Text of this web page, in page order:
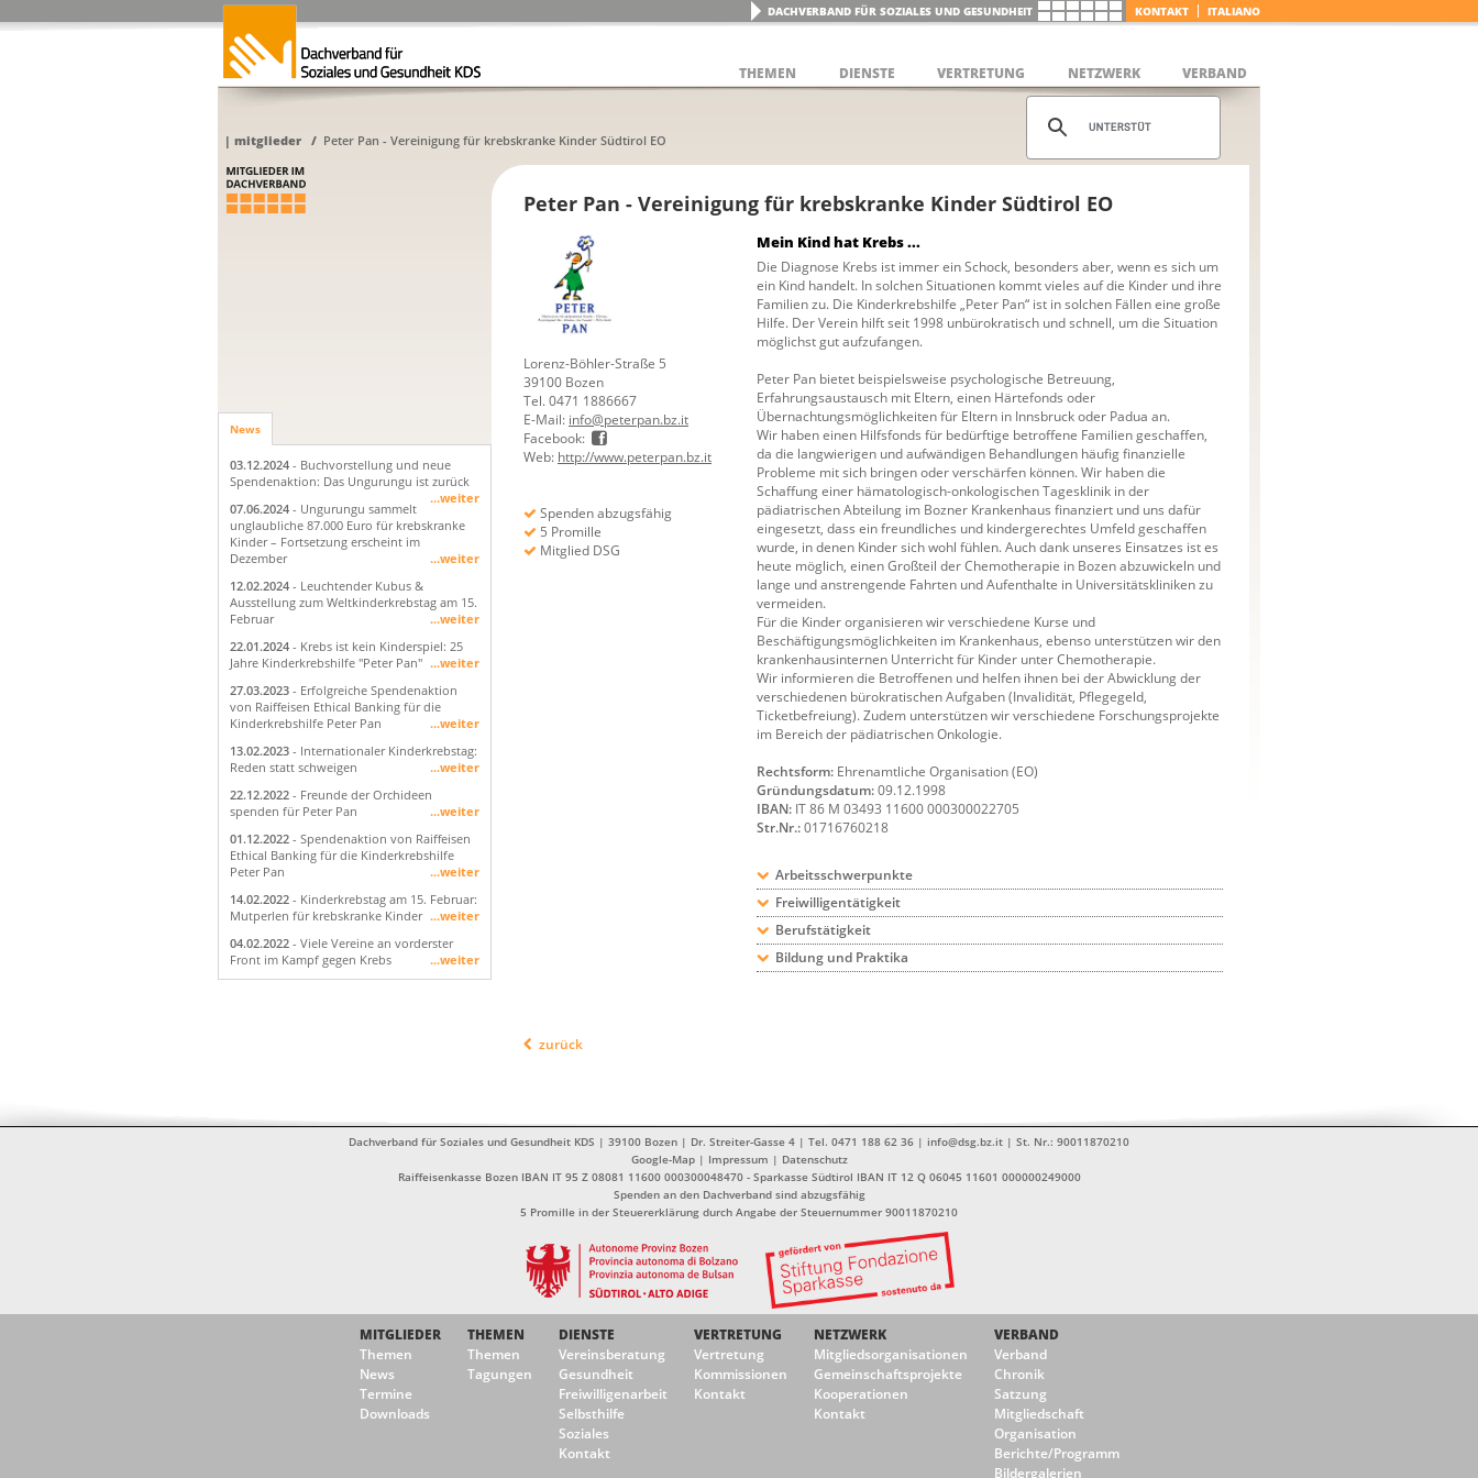
DACHVERBAND FÜR SOZIALES UND GESUNDHEIT KONTAKT ITALIANO
THEMEN DIENSTE VERTRETUNG NETZWERK VERBAND
| mitglieder/ Peter Pan - Vereinigung für krebskranke Kinder Südtirol EO
News
03.12.2024 - Buchvorstellung und neue
Spendenaktion: Das Ungurungu ist zurück
...weiter
07.06.2024 - Ungurungu sammelt
unglaubliche 87.000 Euro für krebskranke
Kinder – Fortsetzung erscheint im
Dezember
...weiter
12.02.2024 - Leuchtender Kubus &
Ausstellung zum Weltkinderkrebstag am 15.
Februar
...weiter
22.01.2024 - Krebs ist kein Kinderspiel: 25
Jahre Kinderkrebshilfe "Peter Pan" ...weiter
27.03.2023 - Erfolgreiche Spendenaktion
von Raiffeisen Ethical Banking für die
Kinderkrebshilfe Peter Pan
...weiter
13.02.2023 - Internationaler Kinderkrebstag:
Reden statt schweigen
...weiter
22.12.2022 - Freunde der Orchideen
spenden für Peter Pan
...weiter
01.12.2022 - Spendenaktion von Raiffeisen
Ethical Banking für die Kinderkrebshilfe
Peter Pan
...weiter
14.02.2022 - Kinderkrebstag am 15. Februar:
Mutperlen für krebskranke Kinder ...weiter
04.02.2022 - Viele Vereine an vorderster
Front im Kampf gegen Krebs
...weiter
Peter Pan - Vereinigung für krebskranke Kinder Südtirol EO
Lorenz-Böhler-Straße 5
39100 Bozen
Tel. 0471 1886667
E-Mail: info@peterpan.bz.it
Facebook:
Web: http://www.peterpan.bz.it
Spenden abzugsfähig
5 Promille
Mitglied DSG
Mein Kind hat Krebs ...
Die Diagnose Krebs ist immer ein Schock, besonders aber, wenn es sich um
ein Kind handelt. In solchen Situationen kommt vieles auf die Kinder und ihre
Familien zu. Die Kinderkrebshilfe „Peter Pan“ ist in solchen Fällen eine große
Hilfe. Der Verein hilft seit 1998 unbürokratisch und schnell, um die Situation
möglichst gut aufzufangen.
Peter Pan bietet beispielsweise psychologische Betreuung,
Erfahrungsaustausch mit Eltern, einen Härtefonds oder
Übernachtungsmöglichkeiten für Eltern in Innsbruck oder Padua an.
Wir haben einen Hilfsfonds für bedürftige betroffene Familien geschaffen,
da die langwierigen und aufwändigen Behandlungen häufig finanzielle
Probleme mit sich bringen oder verschärfen können. Wir haben die
Schaffung einer hämatologisch-onkologischen Tagesklinik in der
pädiatrischen Abteilung im Bozner Krankenhaus finanziert und uns dafür
eingesetzt, dass ein freundliches und kindergerechtes Umfeld geschaffen
wurde, in denen Kinder sich wohl fühlen. Auch dank unseres Einsatzes ist es
heute möglich, einen Großteil der Chemotherapie in Bozen abzuwickeln und
lange und anstrengende Fahrten und Aufenthalte in Universitätskliniken zu
vermeiden.
Für die Kinder organisieren wir verschiedene Kurse und
Beschäftigungsmöglichkeiten im Krankenhaus, ebenso unterstützen wir den
krankenhausinternen Unterricht für Kinder unter Chemotherapie.
Wir informieren die Betroffenen und helfen ihnen bei der Abwicklung der
verschiedenen bürokratischen Aufgaben (Invalidität, Pflegegeld,
Ticketbefreiung). Zudem unterstützen wir verschiedene Forschungsprojekte
im Bereich der pädiatrischen Onkologie.
Rechtsform: Ehrenamtliche Organisation (EO)
Gründungsdatum:09.12.1998
IBAN: IT 86 M 03493 11600 000300022705
Str.Nr.:01716760218
Arbeitsschwerpunkte
Freiwilligentätigkeit
Berufstätigkeit
Bildung und Praktika
zurück
Dachverband für Soziales und Gesundheit KDS | 39100 Bozen | Dr. Streiter-Gasse 4 | Tel. 0471 188 62 36 | info@dsg.bz.it | St. Nr.: 90011870210
Google-Map | Impressum | Datenschutz
Raiffeisenkasse Bozen IBAN IT 95 Z 08081 11600 000300048470 - Sparkasse Südtirol IBAN IT 12 Q 06045 11601 000000249000
Spenden an den Dachverband sind abzugsfähig
5 Promille in der Steuererklärung durch Angabe der Steuernummer 90011870210
MITGLIEDER
Themen
News
Termine
Downloads
THEMEN
Themen
Tagungen
DIENSTE
Vereinsberatung
Gesundheit
Freiwilligenarbeit
Selbsthilfe
Soziales
Kontakt
VERTRETUNG
Vertretung
Kommissionen
Kontakt
NETZWERK
Mitgliedsorganisationen
Gemeinschaftsprojekte
Kooperationen
Kontakt
VERBAND
Verband
Chronik
Satzung
Mitgliedschaft
Organisation
Berichte/Programm
Bildergalerien